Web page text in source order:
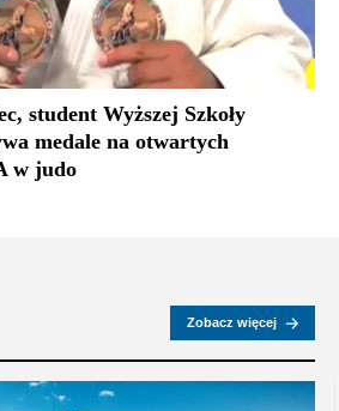
student Wyższej Szkoły
medale na otwartych
w judo
Zobacz więcej